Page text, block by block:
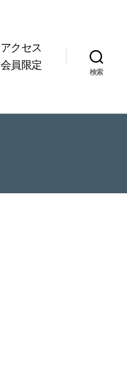
アクセス
会員限定
検索